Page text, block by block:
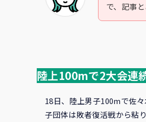
で、記事
陸上100mで2大会連
18日、陸上男子100mで佐
子団体は敗者復活戦から粘